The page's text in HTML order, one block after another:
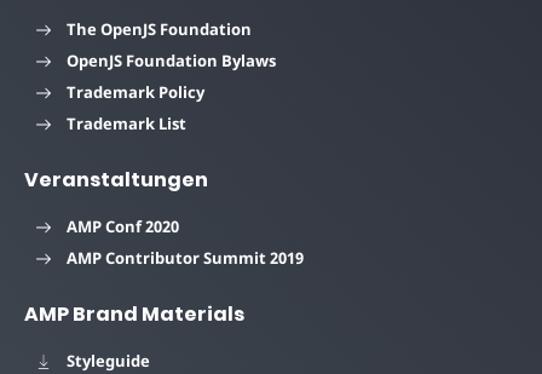
The OpenJS Foundation
OpenJS Foundation Bylaws
Trademark Policy
Trademark List
Veranstaltungen
AMP Conf 2020
AMP Contributor Summit 2019
AMP Brand Materials
Styleguide